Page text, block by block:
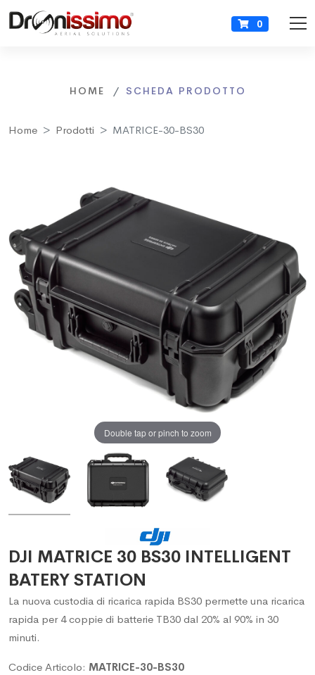
0
HOME SCHEDA PRODOTTO
Home Prodotti MATRICE-30-BS30
Double tap or pinch to zoom
DJI MATRICE 30 BS30 INTELLIGENT
BATERY STATION
La nuova custodia di ricarica rapida BS30 permette una ricarica
rapida per 4 coppie di batterie TB30 dal 20% al 90% in 30
minuti.
Codice Articolo: MATRICE-30-BS30